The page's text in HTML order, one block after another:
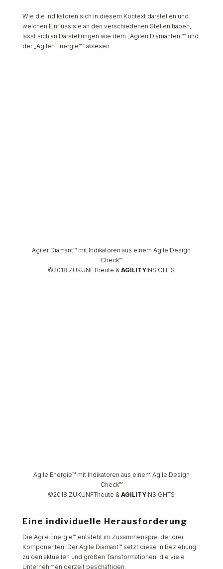
Wie die Indikatoren sich in diesem Kontext darstellen und
welchen Einfluss sie an den verschiedenen Stellen haben,
lässt sich an Darstellungen wie dem „Agilen Diamanten™“ und
der „Agilen Energie™“ ablesen.
Agiler Diamant™ mit Indikatorenaus einem Agile Design
Check™
©2018 ZUKUNFTheute &AGILITYINSIGHTS
Agile Energie™ mit Indikatoren aus einem Agile Design
Check™
©2018 ZUKUNFTheute &AGILITYINSIGHTS
Eine individuelle Herausforderung
Die Agile Energie™ entsteht im Zusammenspiel der drei
Komponenten. Der Agile Diamant™ setzt diese in Beziehung
zu den aktuellen und großen Transformationen, die viele
Unternehmen derzeit beschäftigen.